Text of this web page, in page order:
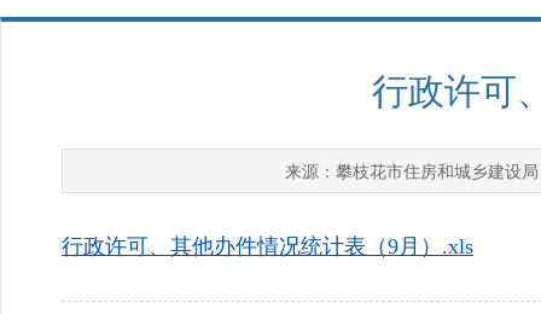
行政许可
来源： 攀枝花市住房和城乡建设局
行政许可、其他办件情况统计表（9月）.xls